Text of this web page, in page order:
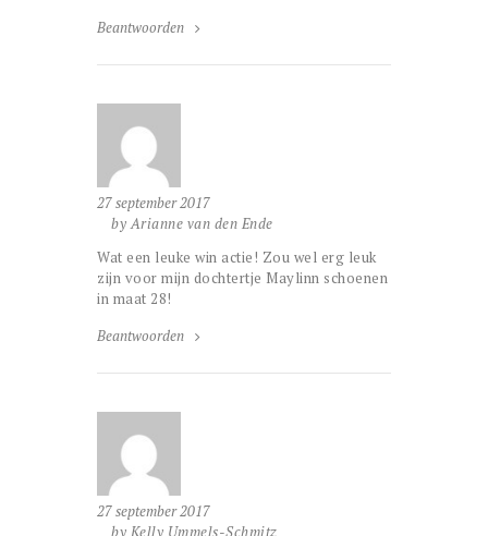
Beantwoorden
27 september 2017
by Arianne van den Ende
Wat een leuke win actie! Zou wel erg leuk
zijn voor mijn dochtertje Maylinn schoenen
in maat 28!
Beantwoorden
27 september 2017
by Kelly Ummels-Schmitz